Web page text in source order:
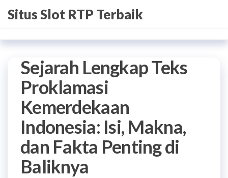
toSitus Slot RTP Terbaik
Sejarah Lengkap Teks
Proklamasi
Kemerdekaan
Indonesia: Isi, Makna,
dan Fakta Penting di
Baliknya